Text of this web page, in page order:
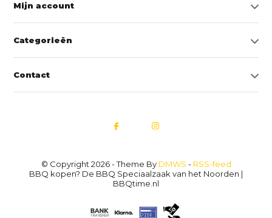
Mijn account
Categorieën
Contact
© Copyright 2026 - Theme By DMWS - RSS-feed
BBQ kopen? De BBQ Speciaalzaak van het Noorden |
BBQtime.nl